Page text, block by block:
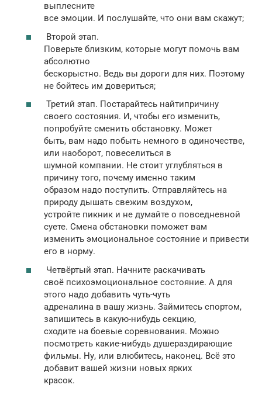
выплесните
все эмоции. И послушайте, что они вам скажут;
Второй этап.
Поверьте близким, которые могут помочь вам
абсолютно
бескорыстно. Ведь вы дороги для них. Поэтому
не бойтесь им довериться;
Третий этап. Постарайтесь найтипричину
своего состояния. И, чтобы его изменить,
попробуйте сменить обстановку. Может
быть, вам надо побыть немного в одиночестве,
или наоборот, повеселиться в
шумной компании. Не стоит углубляться в
причину того, почему именно таким
образом надо поступить. Отправляйтесь на
природу дышать свежим воздухом,
устройте пикник и не думайте о повседневной
суете. Смена обстановки поможет вам
изменить эмоциональное состояние и привести
его в норму.
Четвёртый этап. Начните раскачивать
своё психоэмоциональное состояние. А для
этого надо добавить чуть-чуть
адреналина в вашу жизнь. Займитесь спортом,
запишитесь в какую-нибудь секцию,
сходите на боевые соревнования. Можно
посмотреть какие-нибудь душераздирающие
фильмы. Ну, или влюбитесь, наконец. Всё это
добавит вашей жизни новых ярких
красок.